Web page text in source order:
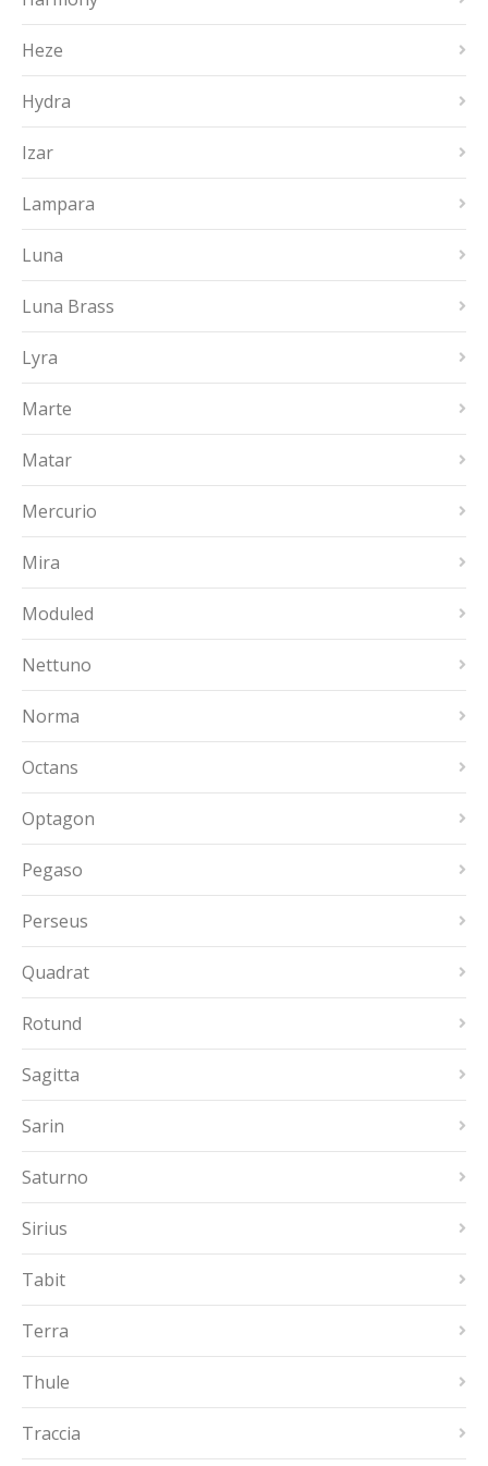
Heze
Hydra
Izar
Lampara
Luna
Luna Brass
Lyra
Marte
Matar
Mercurio
Mira
Moduled
Nettuno
Norma
Octans
Optagon
Pegaso
Perseus
Quadrat
Rotund
Sagitta
Sarin
Saturno
Sirius
Tabit
Terra
Thule
Traccia